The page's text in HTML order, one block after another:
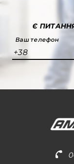
Є
Ваш телефон
+38